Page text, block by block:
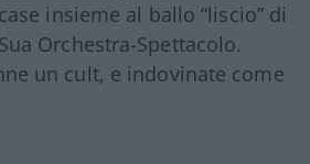
insieme al ballo “liscio” di
Orchestra-Spettacolo.
un cult, e indovinate come